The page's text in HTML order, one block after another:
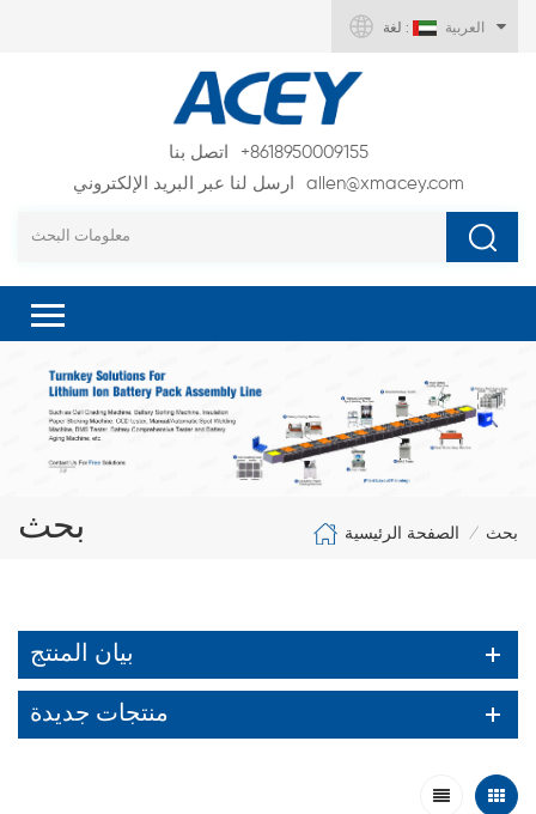
لغة : العربية
اتصل بنا
+8618950009155
ارسل لنا عبر البريد الإلكتروني
allen@xmacey.com
بحث الصفحة الرئيسية / بحث
بيان المنتج
منتجات جديدة